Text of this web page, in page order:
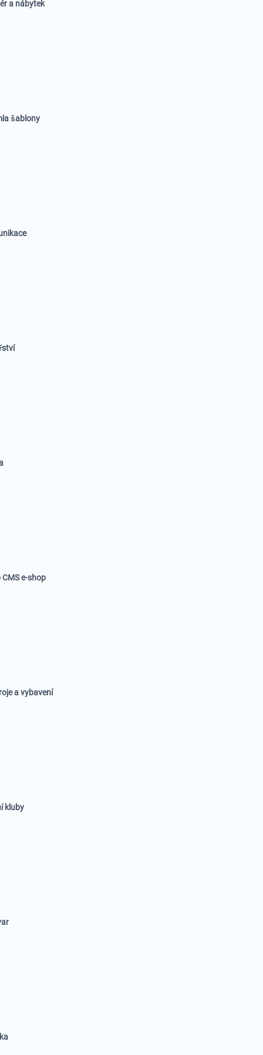
a nábytek
šablony
e-shop
a vybavení
kluby